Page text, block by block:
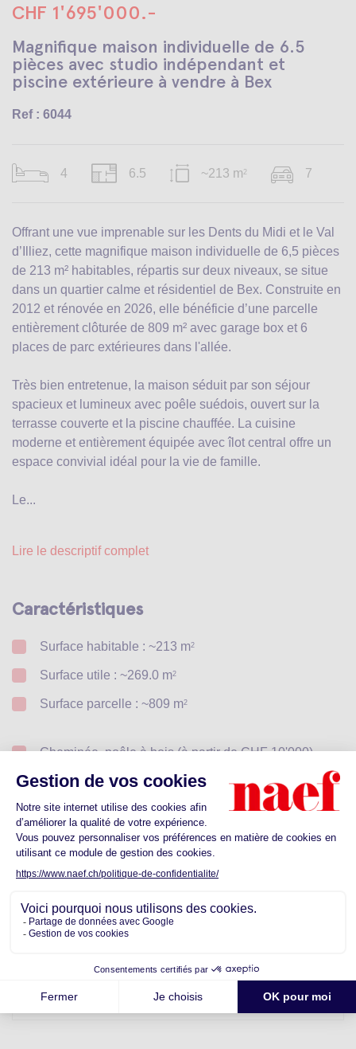
CHF 1'695'000.-
Magnifique maison individuelle de 6.5
pièces avec studio indépendant et
piscine extérieure à vendre à Bex
Ref : 6044
4 6.5 ~213 m 2 7
Offrant une vue imprenable sur les Dents du Midi et le Val
d’Illiez, cette magnifique maison individuelle de 6,5 pièces
de 213 m² habitables, répartis sur deux niveaux, se situe
dans un quartier calme et résidentiel de Bex. Construite en
2012 et rénovée en 2026, elle bénéficie d’une parcelle
entièrement clôturée de 809 m² avec garage box et 6
places de parc extérieures dans l'allée.
Très bien entretenue, la maison séduit par son séjour
spacieux et lumineux avec poêle suédois, ouvert sur la
terrasse couverte et la piscine chauffée. La cuisine
moderne et entièrement équipée avec îlot central offre un
espace convivial idéal pour la vie de famille.
Le...
Lire le descriptif complet
Caractéristiques
Surface habitable : ~213 m2
Surface utile : ~269.0 m2
Surface parcelle : ~809 m2
Cheminée, poêle à bois (à partir de CHF 10'000)
Piscine
Prendre rendez-vous pour un premier
contact
Vendredi
7
Aout
Lundi
Aout